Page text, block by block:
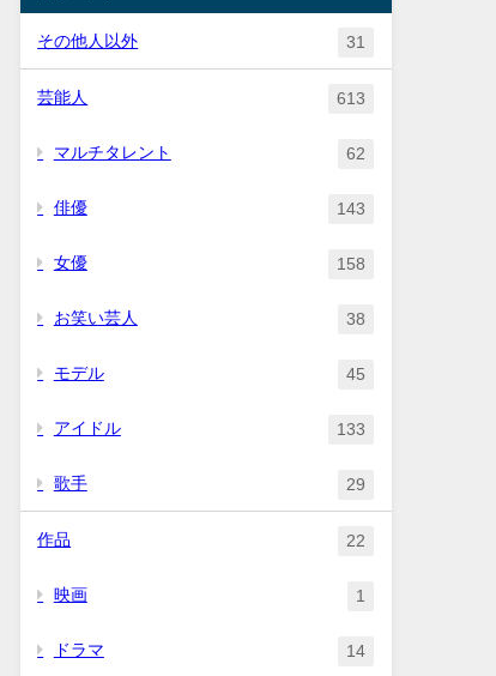
その他人以外 31
芸能人 613
マルチタレント 62
俳優 143
女優 158
お笑い芸人 38
モデル 45
アイドル 133
歌手 29
作品 22
映画 1
ドラマ 14